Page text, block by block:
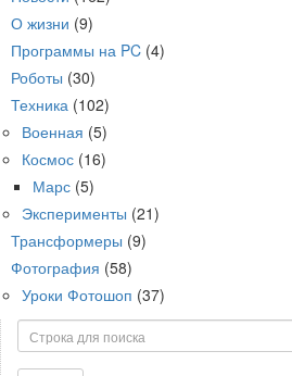
О жизни (9)
Программы на PC (4)
Роботы (30)
Техника (102)
Военная (5)
Космос (16)
Марс (5)
Эксперименты (21)
Трансформеры (9)
Фотография (58)
Уроки Фотошоп (37)
Поиск